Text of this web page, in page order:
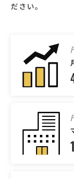
ださい。